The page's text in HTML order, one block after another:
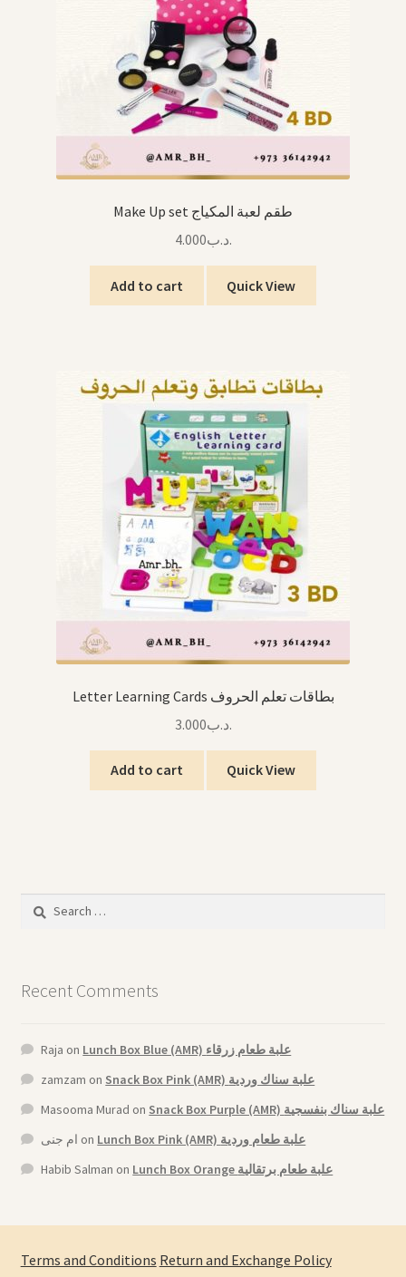
Make Up set طقم لعبة المكياج
.د.ب4.000
Add to cart Quick View
Letter Learning Cards بطاقات تعلم الحروف
.د.ب3.000
Add to cart Quick View
Search
Recent Comments
Raja on
Lunch Box Blue (AMR) علبة طعام زرقاء
zamzam on
Snack Box Pink (AMR) علبة سناك وردية
Masooma Murad on
Snack Box Purple (AMR) علبة سناك بنفسجية
ام جنى on
Lunch Box Pink (AMR) علبة طعام وردية
Habib Salman on Lunch Box Orange علبة طعام برتقالية
Terms and Conditions Return and Exchange Policy